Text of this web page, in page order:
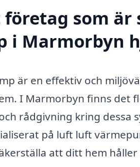
företag som
i Marmorbyn
är en effektiv och
I Marmorbyn finns det
rådgivning kring dessa
på luft luft
att ditt hem